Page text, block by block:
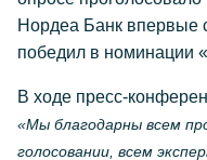
Нордеа Банк впервые
победил в номинации
В ходе пресс-
«Мы благодарны всем
голосовании, всем